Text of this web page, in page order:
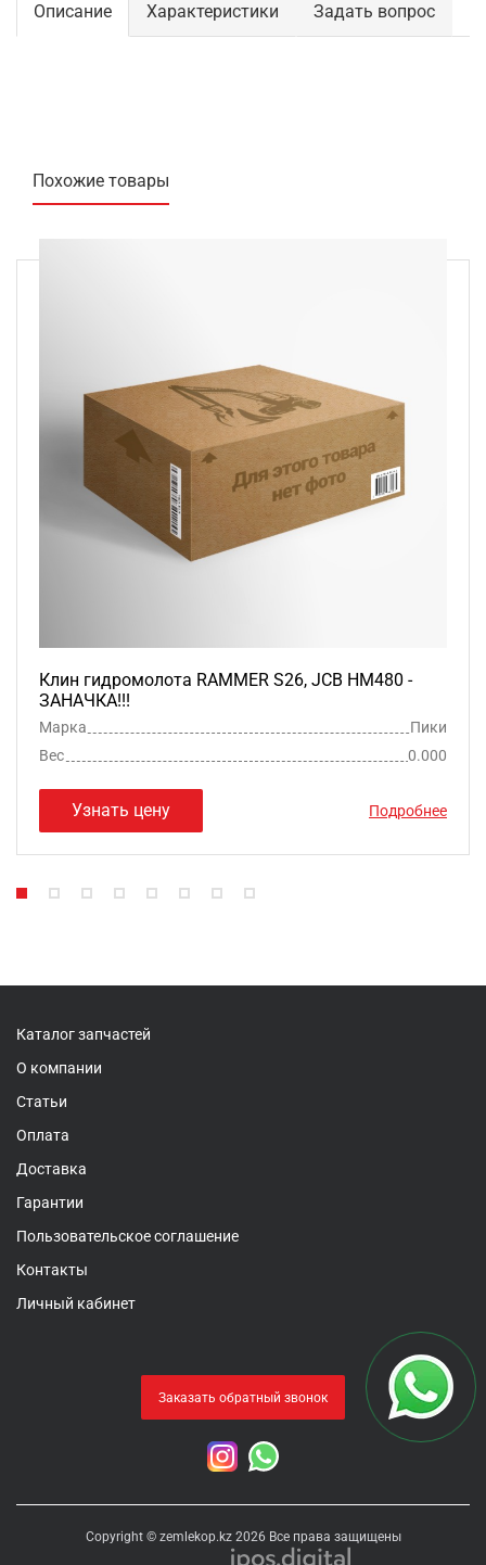
Описание Характеристики Задать вопрос
Похожие товары
Клин гидромолота RAMMER S26, JCB HM480 -
ЗАНАЧКА!!!
Марка
Пики
Вес
0.000
Узнать цену Подробнее
Каталог запчастей
О компании
Статьи
Оплата
Доставка
Гарантии
Пользовательское соглашение
Контакты
Личный кабинет
Заказать обратный звонок
Copyright © zemlekop.kz 2026 Все права защищены